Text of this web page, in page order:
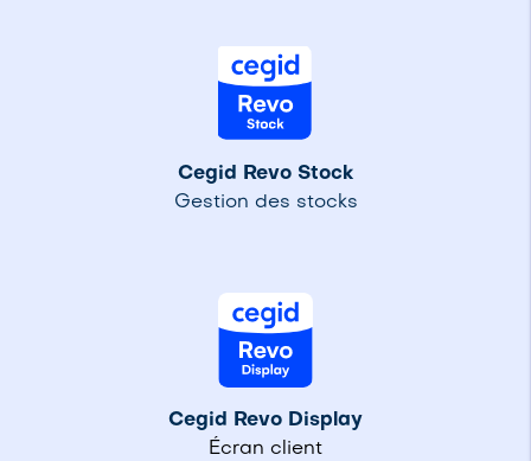
Cegid Revo Stock
Gestion des stocks
Cegid Revo Display
Écran client